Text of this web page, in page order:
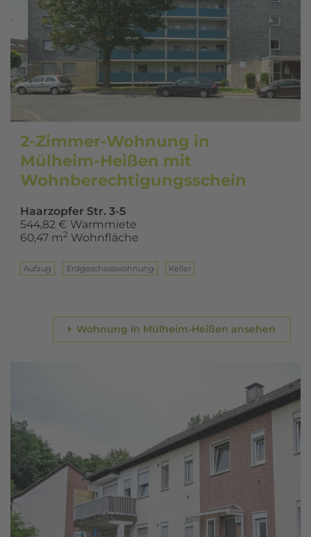
2-Zimmer-Wohnung in
Mülheim-Heißen mit
Wohnberechtigungsschein
Haarzopfer Str. 3-5
544,82 € Warmmiete
60,47 m2 Wohnfläche
Aufzug Erd­ge­schoss­woh­nung Keller
Wohnung in Mülheim-Heißen ansehen